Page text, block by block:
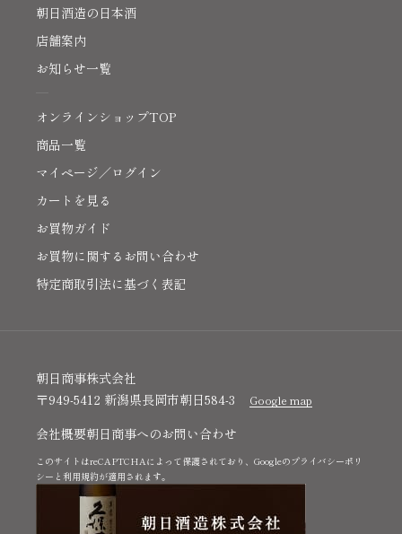
朝日酒造の日本酒
店舗案内
お知らせ一覧
オンラインショップTOP
商品一覧
マイページ／ログイン
カートを見る
お買物ガイド
お買物に関するお問い合わせ
特定商取引法に基づく表記
朝日商事株式会社
〒949-5412 新潟県長岡市朝日584-3
Google map
会社概要朝日商事へのお問い合わせ
このサイトはreCAPTCHAによって保護されており、Googleの プライバシーポリ
シー と 利用規約が適用されます。